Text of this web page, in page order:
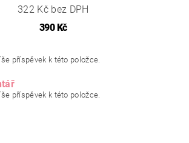
322 Kč bez DPH
390 Kč
příspěvek k této položce.
příspěvek k této položce.